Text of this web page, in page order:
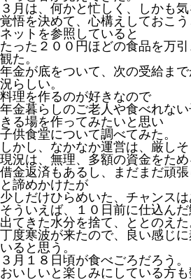
３月は、何かと忙しく、しかも気
覚悟を決めて、心構えしておこう
ネットを参照していると
たった２００円ほどの食品を万
観た。
年金が底をついて、次の受給ま
況らしい。
料理を作るのが好きなので
年金暮らしのご老人や食べれな
きる場を作ってみたいと思い
子供食堂について調べてみた。
しかし、なかなか運営は、厳しそ
現況は、無理、多額の資金をため
借金返済もあるし、まだまだ頑
と諦めかけたが
少しだけひらめいた、チャンスは
そういえば、１０日前に仕込んだ
出てきた水分を捨て、ととのえた
丁度寒波が来たので、良い感じ
いると思う。
３月１８日頃が食べごろだろう。
おいしいと楽しみにしている方も